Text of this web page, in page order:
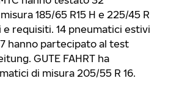
185/65 R15 H e 225/45 R
e requisiti. 14 pneumatici estivi
hanno partecipato al test
GUTE FAHRT ha
di misura 205/55 R 16.